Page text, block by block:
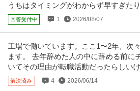
正社員 未経験OK 交通費支給 学歴不問
年収305万円〜360万円
創業90年以上×森トラスト…続きを見る
うちはタイミングがわからず早すぎた
回答受付中 1 2026/08/07
工場で働いています。ここ1〜2年、次
ます。 去年辞めた人の中に辞める前に
いてその理由が転職活動だったらしい
解決済み 4 2026/06/14